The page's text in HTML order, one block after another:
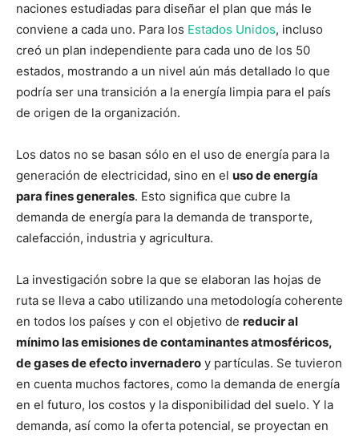
naciones estudiadas para diseñar el plan que más le
conviene a cada uno. Para los Estados Unidos, incluso
creó un plan independiente para cada uno de los 50
estados, mostrando a un nivel aún más detallado lo que
podría ser una transición a la energía limpia para el país
de origen de la organización.
Los datos no se basan sólo en el uso de energía para la
generación de electricidad, sino en el uso de energía
para fines generales. Esto significa que cubre la
demanda de energía para la demanda de transporte,
calefacción, industria y agricultura.
La investigación sobre la que se elaboran las hojas de
ruta se lleva a cabo utilizando una metodología coherente
en todos los países y con el objetivo de reducir al
mínimo las emisiones de contaminantes atmosféricos,
de gases de efecto invernadero y partículas. Se tuvieron
en cuenta muchos factores, como la demanda de energía
en el futuro, los costos y la disponibilidad del suelo. Y la
demanda, así como la oferta potencial, se proyectan en